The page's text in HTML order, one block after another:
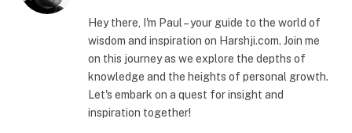
Hey there, I'm Paul – your guide to the world of
wisdom and inspiration on Harshji.com. Join me
on this journey as we explore the depths of
knowledge and the heights of personal growth.
Let's embark on a quest for insight and
inspiration together!